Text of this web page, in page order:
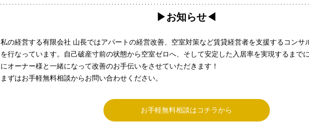
▶︎お知らせ◀︎
私の経営する有限会社 山長ではアパートの経営改善、空室対策など賃貸経営者を支援するコンサ
を行なっています。自己破産寸前の状態から空室ゼロへ、そして安定した入居率を実現するまで
にオーナー様と一緒になって改善のお手伝いをさせていただきます！
まずはお手軽無料相談からお問い合わせください。
お手軽無料相談はコチラから